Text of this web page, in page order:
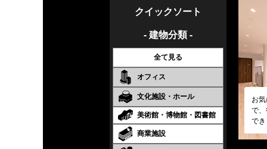
クイックソート
- 建物分類 -
全て見る
オフィス
文化施設・ホール
美術館・博物館・図書館
商業施設
お
で
で